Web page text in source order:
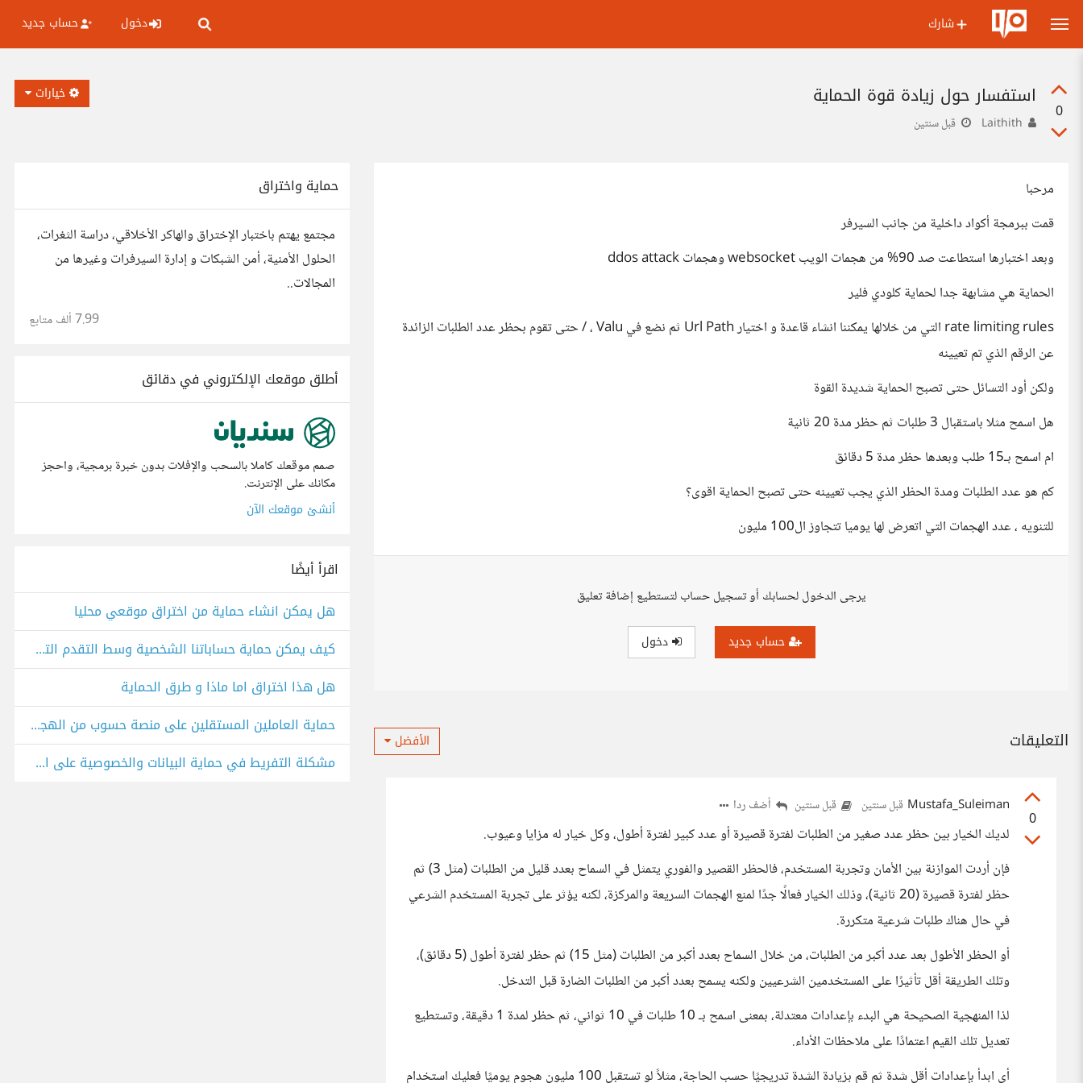
شارك دخول حساب جديد
0
استفسار حول زيادة قوة الحماية
قبل سنتين
خيارات
مرحبا
قمت ببرمجة أكواد داخلية من جانب السيرفر
وبعد اختبارها استطاعت صد 90% من هجمات الويب websocket وهجمات ddos attack
الحماية هي مشابهة جدا لحماية كلودي فلير
rate limiting rules التي من خلالها يمكننا انشاء قاعدة و اختيار Url Path ثم نضع في Valu ، / حتى تقوم بحظر عدد الطلبات الزائدة
عن الرقم الذي تم تعيينه
ولكن أود التسائل حتى تصبح الحماية شديدة القوة
هل اسمح مثلا باستقبال 3 طلبات ثم حظر مدة 20 ثانية
ام اسمح بـ15 طلب وبعدها حظر مدة 5 دقائق
كم هو عدد الطلبات ومدة الحظر الذي يجب تعيينه حتى تصبح الحماية اقوى؟
للتنويه ، عدد الهجمات التي اتعرض لها يوميا تتجاوز ال100 مليون
يرجى الدخول لحسابك أو تسجيل حساب لتستطيع إضافة تعليق
حساب جديد دخول
التعليقات الأفضل
0
Mustafa_Suleiman قبل سنتين قبل سنتين أضف ردا
لديك الخيار بين حظر عدد صغير من الطلبات لفترة قصيرة أو عدد كبير لفترة أطول، وكل خيار له مزايا وعيوب.
فإن أردت الموازنة بين الأمان وتجربة المستخدم، فالحظر القصير والفوري يتمثل في السماح بعدد قليل من الطلبات (مثل 3) ثم
حظر لفترة قصيرة (20 ثانية)، وذلك الخيار فعالًا جدًا لمنع الهجمات السريعة والمركزة، لكنه يؤثر على تجربة المستخدم الشرعي
في حال هناك طلبات شرعية متكررة.
أو الحظر الأطول بعد عدد أكبر من الطلبات، من خلال السماح بعدد أكبر من الطلبات (مثل 15) ثم حظر لفترة أطول (5 دقائق)،
وتلك الطريقة أقل تأثيرًا على المستخدمين الشرعيين ولكنه يسمح بعدد أكبر من الطلبات الضارة قبل التدخل.
لذا المنهجية الصحيحة هي البدء بإعدادات معتدلة، بمعنى اسمح بـ 10 طلبات في 10 ثواني، ثم حظر لمدة 1 دقيقة، وتستطيع
تعديل تلك القيم اعتمادًا على ملاحظات الأداء.
أي ابدأ بإعدادات أقل شدة ثم قم بزيادة الشدة تدريجيًا حسب الحاجة، مثلاً لو تستقبل 100 مليون هجوم يوميًا فعليك استخدام
حماية واختراق
مجتمع يهتم باختبار الإختراق والهاكر الأخلاقي، دراسة الثغرات،
الحلول الأمنية، أمن الشبكات و إدارة السيرفرات وغيرها من
المجالات..
7.99 ألف متابع
أطلق موقعك الإلكتروني في دقائق
صمم موقعك كاملا بالسحب والإفلات بدون خبرة برمجية، واحجز
مكانك على الإنترنت.
أنشئ موقعك الآن
اقرأ أيضًا
هل يمكن انشاء حماية من اختراق موقعي محليا
كيف يمكن حماية حساباتنا الشخصية وسط التقدم التكنولوجي؟
هل هذا اختراق اما ماذا و طرق الحماية
حماية العاملين المستقلين على منصة حسوب من الهجمات السيبرانية
مشكلة التفريط في حماية البيانات والخصوصية على الإنترنت!